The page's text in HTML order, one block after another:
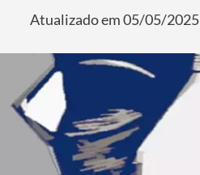
Atualizado em 05/05/2025